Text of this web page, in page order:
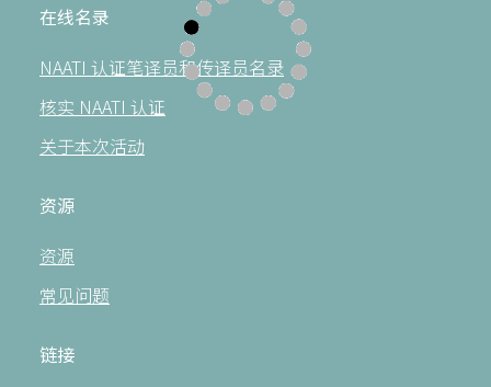
在线名录
NAATI 认证笔译员和传译员名录
核实 NAATI 认证
关于本次活动
资源
资源
常见问题
链接